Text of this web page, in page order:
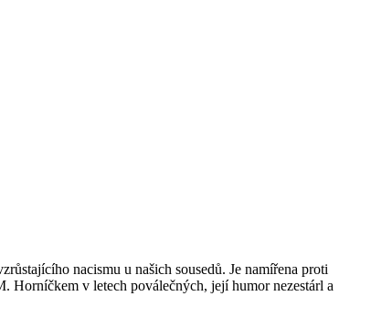
nacismu u našich sousedů. Je namířena proti
Horníčkem v letech poválečných, její humor nezestárl a